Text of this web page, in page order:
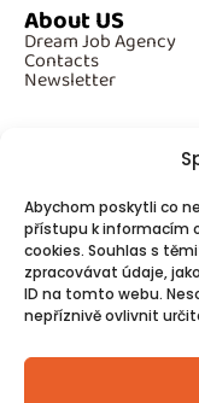
Abychom poskytli co
přístupu k informacím
cookies. Souhlas s
zpracovávat údaje,
ID na tomto webu.
nepříznivě ovlivnit
About US
Dream Job Agency
Contacts
Newsletter
Additional
GDPR
Cookies